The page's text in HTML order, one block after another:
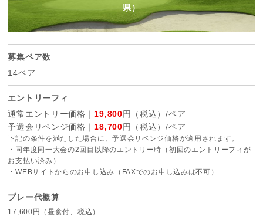
県）
募集ペア数
14ペア
エントリーフィ
通常エントリー価格｜ 19,800円（税込）/ペア
予選会リベンジ価格｜ 18,700円（税込）/ペア
下記の条件を満たした場合に、予選会リベンジ価格が適用されます。
・同年度同一大会の2回目以降のエントリー時（初回のエントリーフィが
お支払い済み）
・WEBサイトからのお申し込み（FAXでのお申し込みは不可）
プレー代概算
17,600円（昼食付、税込）